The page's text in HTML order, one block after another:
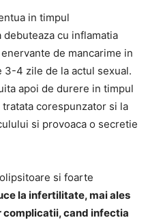
in timpul
debuteaza cu inflamatia
de mancarime in
3-4 zile de la actul sexual.
apoi de durere in timpul
corespunzator si la
si provoaca o secretie
si foarte
la infertilitate, mai ales
complicatii, cand infectia